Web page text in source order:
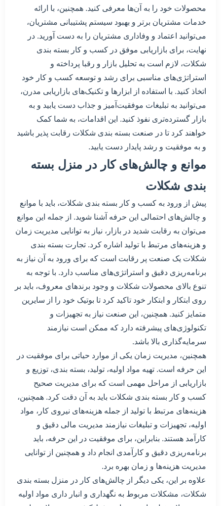
محصولات خود را به آن‌ها معرفی کنید. همچنین، با ارائه
خدمات مشتریان برتر و بهبود سیستم پشتیبانی مشتریان،
می‌توانید اعتماد و وفاداری مشتریان را به دست آورید. در
نهایت، برای بازاریابی موفق در کسب و کار بسته بندی
شکلات، لازم است به تحلیل بازار و رقبا پرداخته و
استراتژی‌های مناسبی برای رشد و توسعه کسب و کار خود
اتخاذ کنید. با استفاده از ابزارها و تکنیک‌های بازاریابی مدرن،
می‌توانید به تبلیغات موفقیت‌آمیز و جذاب دست یابید و به
بازار گسترده‌تری نفوذ کنید. این اقدامات، به شما کمک
خواهند کرد تا در صنعت بسته بندی شکلات رقابت پذیر باشید
و به موفقیت و رشد پایدار دست یابید.
موانع و چالش‌های کار در منزل بسته
بندی شکلات
پیش از ورود به کسب و کار بسته بندی شکلات، باید با موانع
و چالش‌های احتمالی این حرفه آشنا شوید. از جمله این موانع
می‌توان به رقابت شدید در بازار، نیاز به توانایی مدیریت زمان
و هزینه‌های مرتبط با تولید اشاره کرد. تجارت بسته بندی
شکلات یک صنعت پر رقابت است که برای ورود به آن نیاز به
برنامه‌ریزی دقیق و استراتژی‌های مناسب دارد. با توجه به
تنوع بالای محصولات شکلات و وجود برندهای معروف، باید بر
روی ابتکار و ابتکار خود تاکید کرد تا بوتیک خود را از سایرین
متمایز کنید. همچنین، این صنعت نیاز به تجهیزات و
تکنولوژی‌های پیشرفته دارد که ممکن است نیازمند
سرمایه‌گذاری بالا باشد.
همچنین، مدیریت زمان یکی از موارد حیاتی برای موفقیت در
این حرفه است. تهیه مواد اولیه، تولید، بسته بندی، توزیع و
بازاریابی از مراحل مهمی است که برای مدیریت صحیح
کسب و کار بسته بندی شکلات باید به آن دقت کرد. همچنین،
هزینه‌های مرتبط با تولید از جمله هزینه‌های نیروی کار، مواد
اولیه، تجهیزات و تبلیغات نیازمند مدیریت مالی دقیق و
کارآمد هستند. بنابراین، برای موفقیت در این حرفه، باید
برنامه‌ریزی دقیق و کارآمدی انجام داد و همچنین از توانایی
مدیریت هزینه‌ها و زمان بهره برد.
علاوه بر این، یکی دیگر از چالش‌های کار در منزل بسته بندی
شکلات، مشکلات مربوط به نگهداری و انبار داری مواد اولیه